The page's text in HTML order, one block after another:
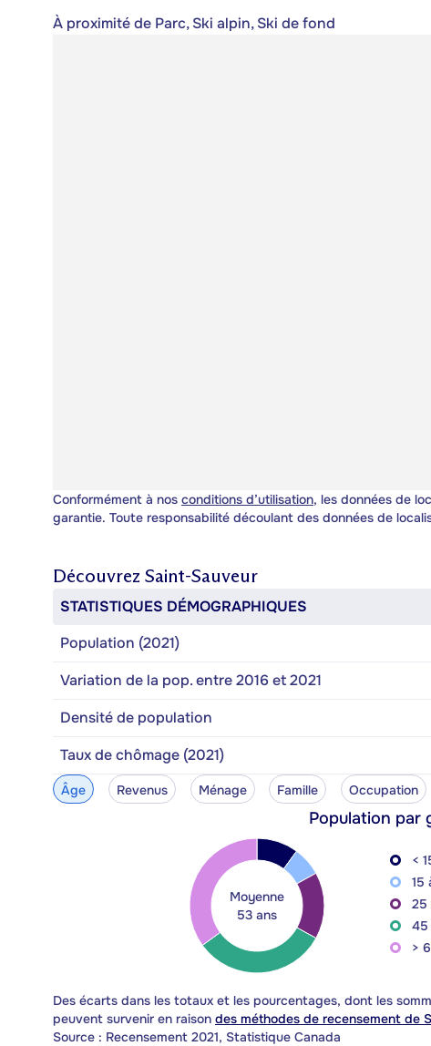
À proximité de Parc, Ski alpin, Ski de fond
Conformément à nos conditions d’utilisation, les données de
garantie. Toute responsabilité découlant des données de
Découvrez Saint-Sauveur
STATISTIQUES DÉMOGRAPHIQUES
Population (2021)
Variation de la pop. entre 2016 et 2021
Densité de population
Taux de chômage (2021)
Âge Revenus Ménage Famille Occupation
Population par
Moyenne
53 ans
<
15
25
45
>
Des écarts dans les totaux et les pourcentages, dont les
peuvent survenir en raison des méthodes de recensement de
Source : Recensement 2021, Statistique Canada